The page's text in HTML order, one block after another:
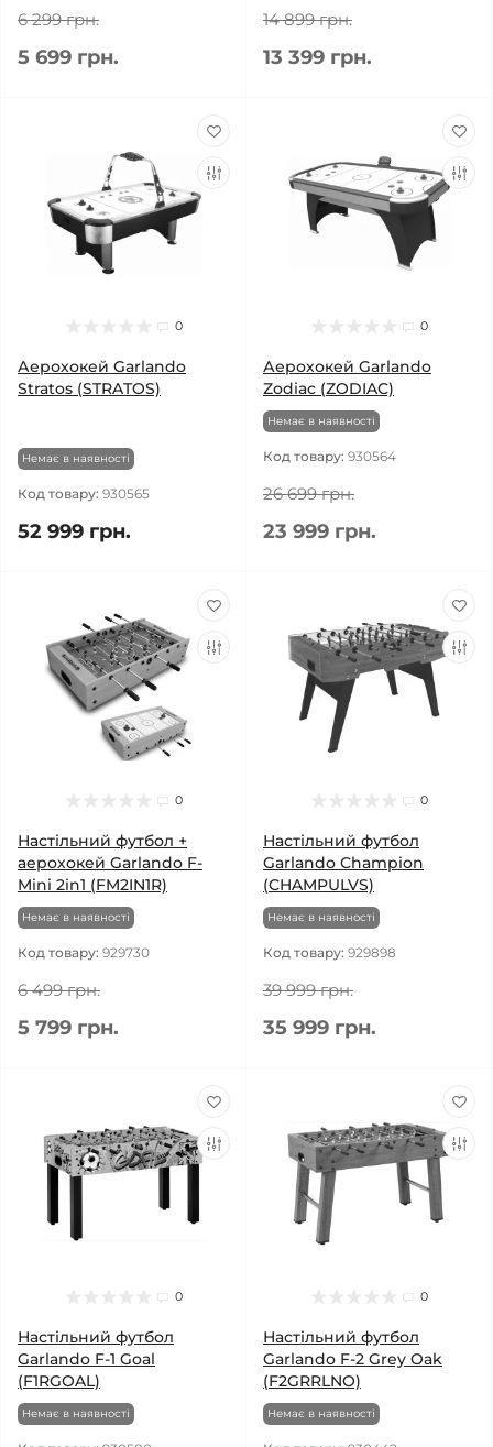
6 299 грн.
5 699 грн.
14 899 грн.
13 399 грн.
0
Аерохокей Garlando
Stratos (STRATOS)
Немає в наявності
Код товару: 930565
52 999 грн.
0
Аерохокей Garlando
Zodiac (ZODIAC)
Немає в наявності
Код товару: 930564
26 699 грн.
23 999 грн.
0
Настільний футбол +
аерохокей Garlando F-
Mini 2in1 (FM2IN1R)
Немає в наявності
Код товару: 929730
6 499 грн.
5 799 грн.
0
Настільний футбол
Garlando Champion
(CHAMPULVS)
Немає в наявності
Код товару: 929898
39 999 грн.
35 999 грн.
0
Настільний футбол
Garlando F-1 Goal
(F1RGOAL)
Немає в наявності
0
Настільний футбол
Garlando F-2 Grey Oak
(F2GRRLNO)
Немає в наявності